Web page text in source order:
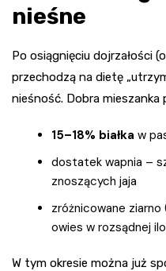
nieśne
Po osiągnięciu dojrzałości
przechodzą na dietę
nieśność. Dobra mieszanka
15–18% białka w
dostatek wapnia –
znoszących jaja
zróżnicowane
owies w rozsądnej
W tym okresie można już